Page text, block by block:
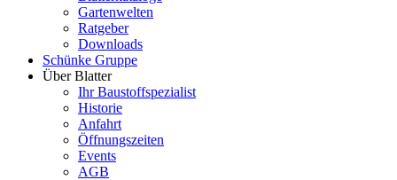
Gartenwelten
Ratgeber
Downloads
Schünke Gruppe
Über Blatter
Ihr Baustoffspezialist
Historie
Anfahrt
Öffnungszeiten
Events
AGB